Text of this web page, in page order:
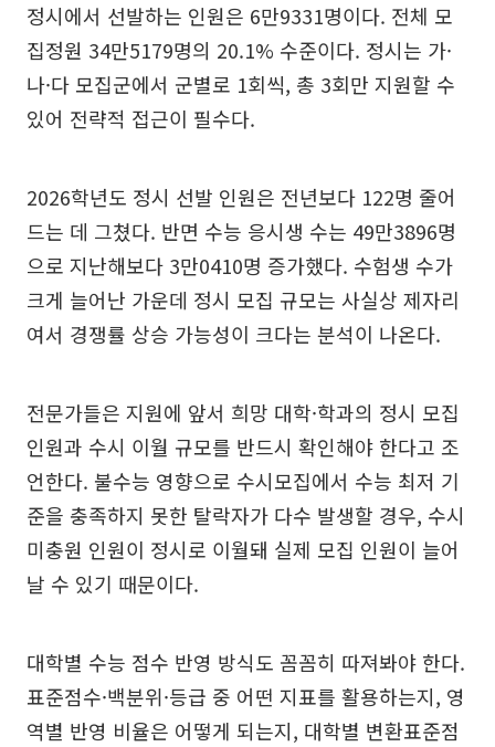
정시에서 선발하는 인원은 6만9331명이다. 전체 모
집정원 34만5179명의 20.1% 수준이다. 정시는 가·
나·다 모집군에서 군별로 1회씩, 총 3회만 지원할 수
있어 전략적 접근이 필수다.
2026학년도 정시 선발 인원은 전년보다 122명 줄어
드는 데 그쳤다. 반면 수능 응시생 수는 49만3896명
으로 지난해보다 3만0410명 증가했다. 수험생 수가
크게 늘어난 가운데 정시 모집 규모는 사실상 제자리
여서 경쟁률 상승 가능성이 크다는 분석이 나온다.
전문가들은 지원에 앞서 희망 대학·학과의 정시 모집
인원과 수시 이월 규모를 반드시 확인해야 한다고 조
언한다. 불수능 영향으로 수시모집에서 수능 최저 기
준을 충족하지 못한 탈락자가 다수 발생할 경우, 수시
미충원 인원이 정시로 이월돼 실제 모집 인원이 늘어
날 수 있기 때문이다.
대학별 수능 점수 반영 방식도 꼼꼼히 따져봐야 한다.
표준점수·백분위·등급 중 어떤 지표를 활용하는지, 영
역별 반영 비율은 어떻게 되는지, 대학별 변환표준점